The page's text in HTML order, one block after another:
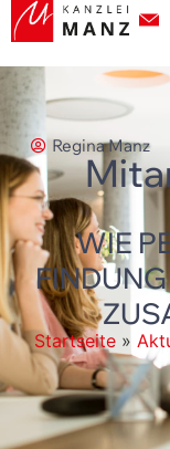
Regina Manz
WIE
Startseite »